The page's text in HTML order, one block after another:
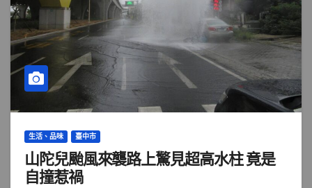
生活、品味 臺中市
山陀兒颱風來襲路上驚見超高水柱 竟是
自撞惹禍